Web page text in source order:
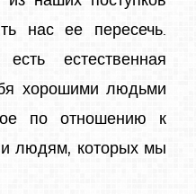
нас ее пересечь.
естественная
хорошими людьми
по отношению к
людям, которых мы